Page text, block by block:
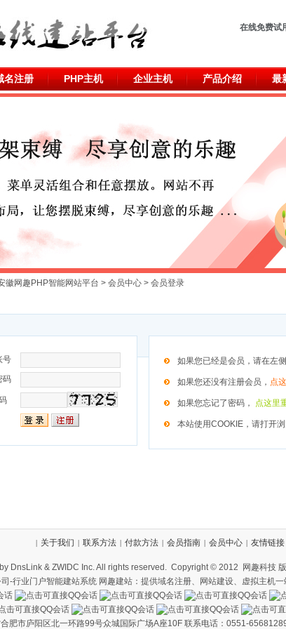
在线免费试
名注册 PHP主机 企业主机 产品介绍 最
徽网趣PHP智能网站平台 > 会员中心 > 会员登录
号
码
如果您已经是会员，请在左
如果您还没有注册会员， 点
如果您忘记了密码， 点这里
本站使用COOKIE，请打开
DnsLink & ZWIDC Inc. All rights reserved. Copyright © 2012 网趣科技
-行业门户智能建站系统网趣建站：提供域名注册、 网站建设、 虚拟主机一
肥市庐阳区北一环路99号众城国际广场A座10F 联系电话：0551-
| 关于我们 | 联系方法 | 付款方法 | 会员指南 | 会员中心 | 友情链接